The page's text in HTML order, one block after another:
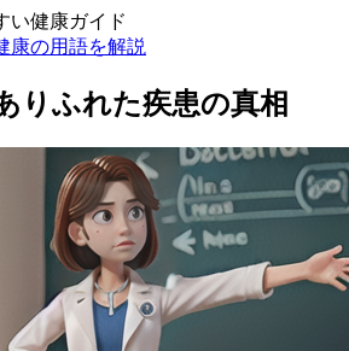
い健康ガイド
康の用語を解説
りふれた疾患の真相